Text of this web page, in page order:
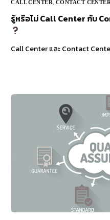
CALL CENTER ,CONTACT CENTER
รู้หรือไม่ Call Center กับ
Call Center และ Contact